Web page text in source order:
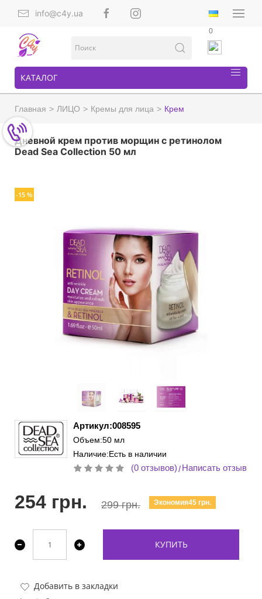
info@c4y.ua
0
КАТАЛОГ
Главная ЛИЦО Кремы для лица Крем
Дневной крем против морщин с ретинолом
Dead Sea Collection 50 мл
-15 %
Артикул:008595
Объем:50 мл
Наличие:Есть в наличии
(0 отзывов)/Написать отзыв
254 грн. 299 грн. Экономия45 грн.
КУПИТЬ
Добавить в закладки